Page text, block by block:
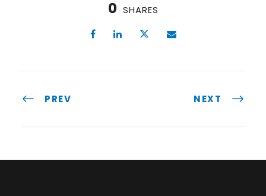
0 SHARES
PREV NEXT